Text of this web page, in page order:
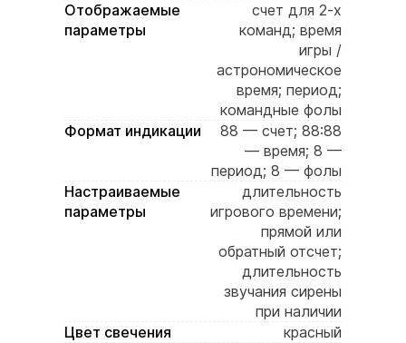
Отображаемые
параметры
счет для 2-х
команд; время
игры /
астрономическое
время; период;
командные фолы
Формат индикации
88 — счет; 88:88
— время; 8 —
период; 8 — фолы
Настраиваемые
параметры
длительность
игрового времени;
прямой или
обратный отсчет;
длительность
звучания сирены
при наличии
Цвет свечения
красный